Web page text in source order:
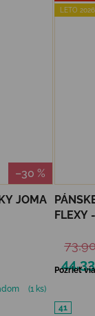
–30 %
JOMA
(1 ks)
LETO
FLEXY
Pozrieť
41